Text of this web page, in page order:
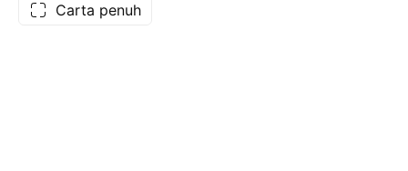
Carta penuh